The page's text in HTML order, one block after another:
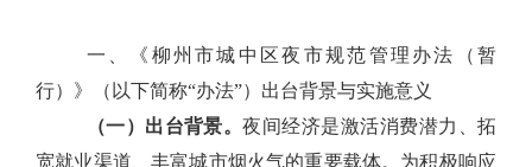
网上办事
一、《柳州市城中区夜市规范管理办法（暂
行）》（以下简称“办法”）出台背景与实施意义
（一）出台背景。夜间经济是激活消费潜力、拓
宽就业渠道、丰富城市烟火气的重要载体。为积极响应